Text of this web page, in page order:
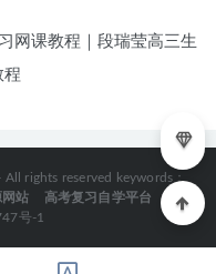
网课教程｜段瑞莹高三生
程
All rights reserved keywords：
站
高考复习自学平台
号-1